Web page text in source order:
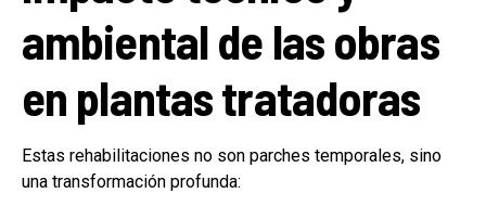
ambiental de las obras
en plantas tratadoras
Estas rehabilitaciones no son parches temporales, sino
una transformación profunda: